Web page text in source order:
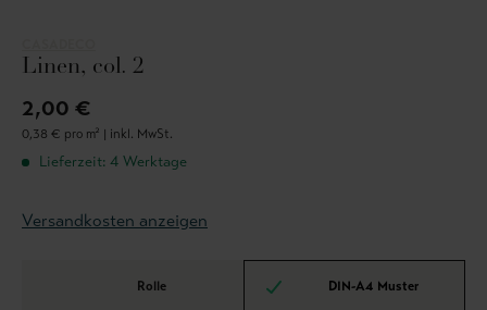
Linen, col. 2
2,00 €
0,38 € pro m² | inkl. MwSt.
Lieferzeit: 4 Werktage
Versandkosten anzeigen
Rolle DIN-A4 Muster